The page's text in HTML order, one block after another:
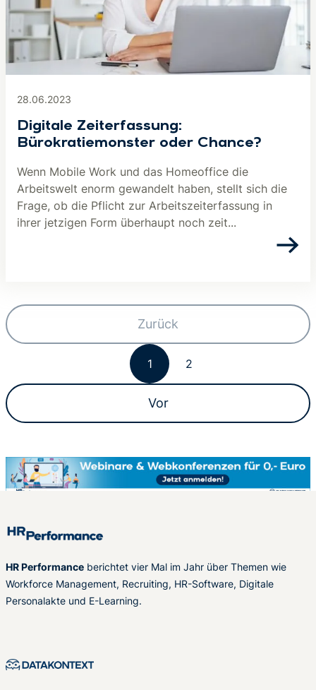
28.06.2023
Digitale Zeiterfassung:
Bürokratiemonster oder Chance?
Wenn Mobile Work und das Homeoffice die
Arbeitswelt enorm gewandelt haben, stellt sich die
Frage, ob die Pflicht zur Arbeitszeiterfassung in
ihrer jetzigen Form überhaupt noch zeit...
Zurück
1 2
Vor
HR Performance berichtet vier Mal im Jahr über Themen wie
Workforce Management, Recruiting, HR-Software, Digitale
Personalakte und E-Learning.